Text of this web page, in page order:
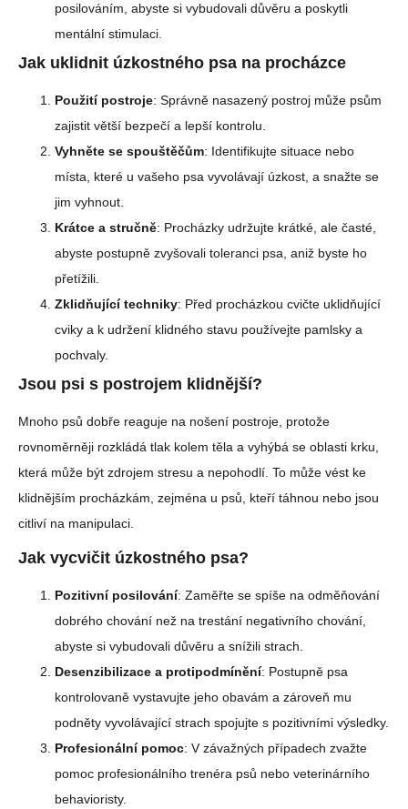
posilováním, abyste si vybudovali důvěru a poskytli
mentální stimulaci.
Jak uklidnit úzkostného psa na procházce
Použití postroje: Správně nasazený postroj může psům
zajistit větší bezpečí a lepší kontrolu.
Vyhněte se spouštěčům: Identifikujte situace nebo
místa, které u vašeho psa vyvolávají úzkost, a snažte se
jim vyhnout.
Krátce a stručně: Procházky udržujte krátké, ale časté,
abyste postupně zvyšovali toleranci psa, aniž byste ho
přetížili.
Zklidňující techniky: Před procházkou cvičte uklidňující
cviky a k udržení klidného stavu používejte pamlsky a
pochvaly.
Jsou psi s postrojem klidnější?
Mnoho psů dobře reaguje na nošení postroje, protože
rovnoměrněji rozkládá tlak kolem těla a vyhýbá se oblasti krku,
která může být zdrojem stresu a nepohodlí. To může vést ke
klidnějším procházkám, zejména u psů, kteří táhnou nebo jsou
citliví na manipulaci.
Jak vycvičit úzkostného psa?
Pozitivní posilování: Zaměřte se spíše na odměňování
dobrého chování než na trestání negativního chování,
abyste si vybudovali důvěru a snížili strach.
Desenzibilizace a protipodmínění: Postupně psa
kontrolovaně vystavujte jeho obavám a zároveň mu
podněty vyvolávající strach spojujte s pozitivními výsledky.
Profesionální pomoc: V závažných případech zvažte
pomoc profesionálního trenéra psů nebo veterinárního
behavioristy.